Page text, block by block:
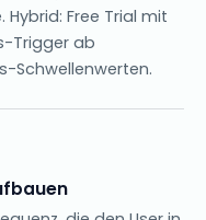
Free Trial mit
Trigger ab
Schwellenwerten.